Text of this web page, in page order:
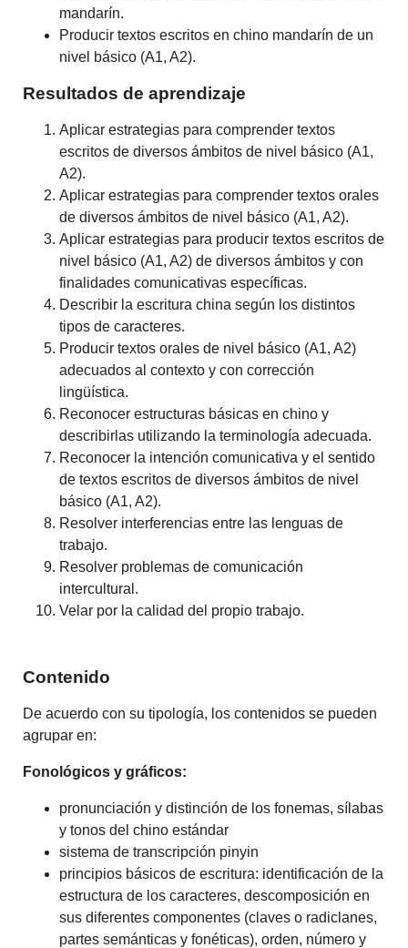
mandarín.
Producir textos escritos en chino mandarín de un
nivel básico (A1, A2).
Resultados de aprendizaje
Aplicar estrategias para comprender textos
escritos de diversos ámbitos de nivel básico (A1,
A2).
Aplicar estrategias para comprender textos orales
de diversos ámbitos de nivel básico (A1, A2).
Aplicar estrategias para producir textos escritos de
nivel básico (A1, A2) de diversos ámbitos y con
finalidades comunicativas específicas.
Describir la escritura china según los distintos
tipos de caracteres.
Producir textos orales de nivel básico (A1, A2)
adecuados al contexto y con corrección
lingüística.
Reconocer estructuras básicas en chino y
describirlas utilizando la terminología adecuada.
Reconocer la intención comunicativa y el sentido
de textos escritos de diversos ámbitos de nivel
básico (A1, A2).
Resolver interferencias entre las lenguas de
trabajo.
Resolver problemas de comunicación
intercultural.
Velar por la calidad del propio trabajo.
Contenido
De acuerdo con su tipología, los contenidos se pueden
agrupar en:
Fonológicos y gráficos:
pronunciación y distinción de los fonemas, sílabas
y tonos del chino estándar
sistema de transcripción pinyin
principios básicos de escritura: identificación de la
estructura de los caracteres, descomposición en
sus diferentes componentes (claves o radiclanes,
partes semánticas y fonéticas), orden, número y